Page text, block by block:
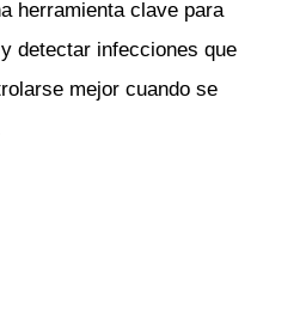
herramienta clave para
detectar infecciones que
mejor cuando se